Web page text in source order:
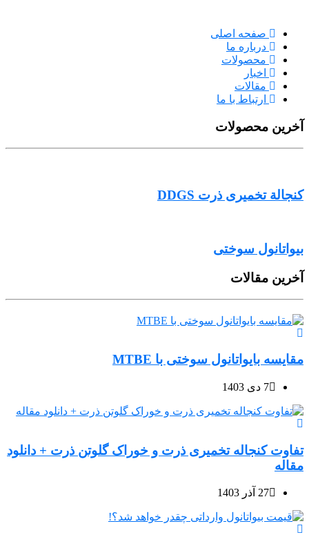
صفحه اصلی
درباره ما
محصولات
اخبار
مقالات
ارتباط با ما
آخرین محصولات
کنجالة تخمیری ذرت DDGS
بیواتانول سوختی
آخرین مقالات
مقایسه بایواتانول سوختی با MTBE
7 دی 1403
تفاوت کنجاله تخمیری ذرت و خوراک گلوتن ذرت + دانلود
مقاله
27 آذر 1403